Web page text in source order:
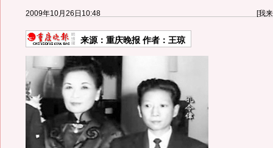
2009年10月26日10:48 [我
来源： 重庆晚报作者：王琼